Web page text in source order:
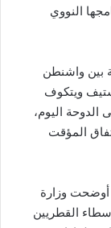
النووي
بين واشنطن
ويتكوف
اليوم،
المؤقت
وزارة
القطريين